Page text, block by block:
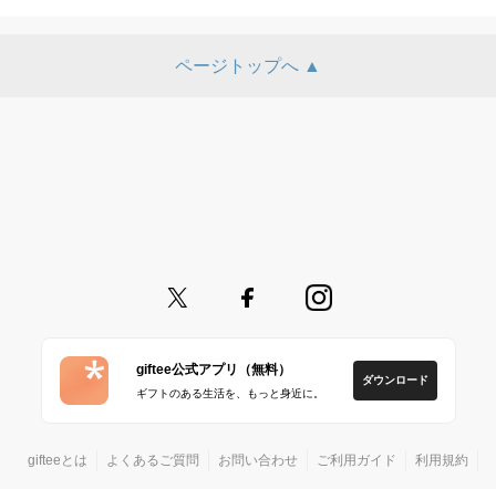
ページトップへ ▲
giftee公式アプリ（無料）
ギフトのある生活を、もっと身近に。
ダウンロード
gifteeとは よくあるご質問 お問い合わせ ご利用ガイド 利用規約